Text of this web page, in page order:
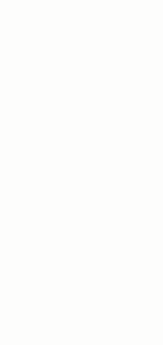
lapsi voi
olevia